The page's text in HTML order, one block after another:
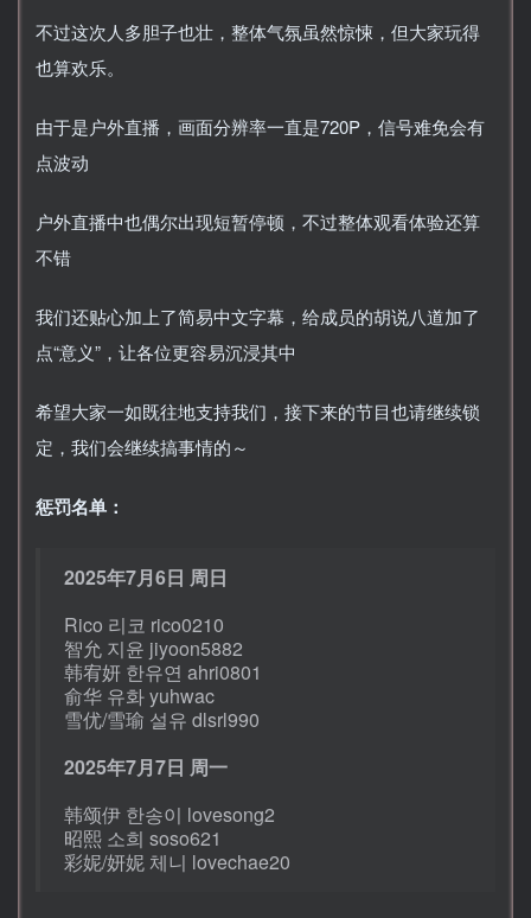
不过这次人多胆子也壮，整体气氛虽然惊悚，但大家玩得
也算欢乐。
由于是户外直播，画面分辨率一直是720P，信号难免会有
点波动
户外直播中也偶尔出现短暂停顿，不过整体观看体验还算
不错
我们还贴心加上了简易中文字幕，给成员的胡说八道加了
点“意义”，让各位更容易沉浸其中
希望大家一如既往地支持我们，接下来的节目也请继续锁
定，我们会继续搞事情的～
惩罚名单：
2025年7月6日 周日
Rico 리코 rico0210
智允 지윤 jiyoon5882
韩宥妍 한유연 ahri0801
俞华 유화 yuhwac
雪优/雪瑜 설유 dlsrl990
2025年7月7日 周一
韩颂伊 한송이 lovesong2
昭熙 소희 soso621
彩妮/妍妮 체니 lovechae20